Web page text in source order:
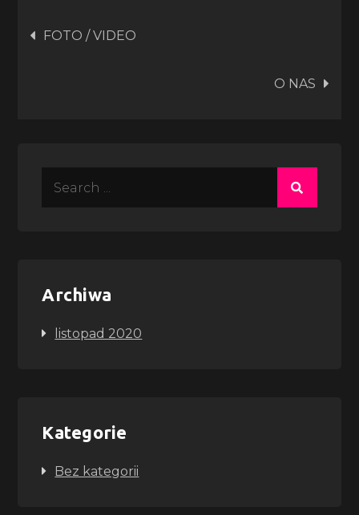
Nawigacja
FOTO / VIDEO
O NAS
Archiwa
listopad 2020
Kategorie
Bez kategorii